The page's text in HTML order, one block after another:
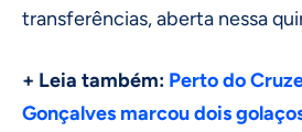
transferências, aberta nessa
+ Leia também: Perto do
Gonçalves marcou dois